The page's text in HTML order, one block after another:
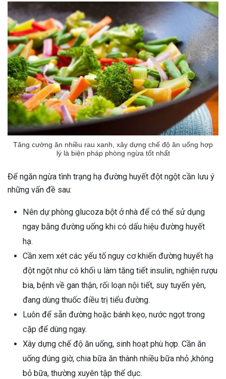
Tăng cường ăn nhiều rau xanh, xây dựng chế độ ăn uống hợp
lý là biện pháp phòng ngừa tốt nhất
Để ngăn ngừa tình trạng hạ đường huyết đột ngột cần lưu ý
những vấn đề sau:
Nên dự phòng glucoza bột ở nhà để có thể sử dụng
ngay bằng đường uống khi có dấu hiệu đường huyết
hạ.
Cần xem xét các yếu tố nguy cơ khiến đường huyết hạ
đột ngột như có khối u làm tăng tiết insulin, nghiện rượu
bia, bệnh về gan thận, rối loạn nội tiết, suy tuyến yên,
đang dùng thuốc điều trị tiểu đường.
Luôn để sẵn đường hoặc bánh kẹo, nước ngọt trong
cặp để dùng ngay.
Xây dựng chế độ ăn uống, sinh hoạt phù hợp. Cần ăn
uống đúng giờ, chia bữa ăn thành nhiều bữa nhỏ ,không
bỏ bữa, thường xuyên tập thể dục.